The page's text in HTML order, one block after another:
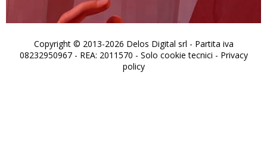
Copyright © 2013-2026 Delos Digital srl - Partita iva
08232950967 - REA: 2011570 - Solo cookie tecnici - Privacy
policy